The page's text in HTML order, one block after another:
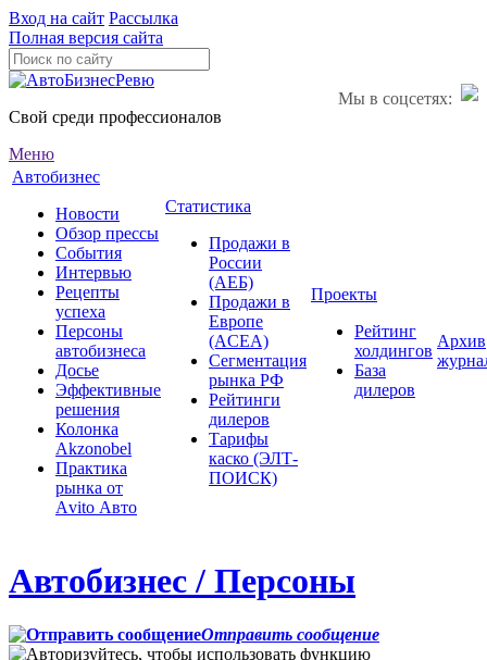
Вход на сайт Рассылка
Полная версия сайта
Мы в соцсетях:
Свой среди профессионалов
Меню
Автобизнес
Новости
Обзор прессы
События
Интервью
Рецепты
успеха
Персоны
автобизнеса
Досье
Эффективные
решения
Колонка
Akzonobel
Практика
рынка от
Аvito Авто
Статистика
Продажи в
России
(АЕБ)
Продажи в
Европе
(ACEA)
Сегментация
рынка РФ
Рейтинги
дилеров
Тарифы
каско (ЭЛТ-
ПОИСК)
Проекты
Рейтинг
холдингов
База
дилеров
Архив
Автобизнес / Персоны
Отправить сообщение